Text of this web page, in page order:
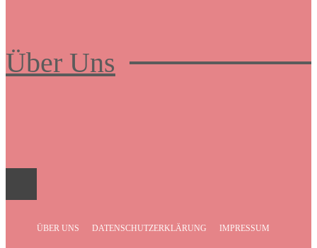
Über Uns
ÜBER UNS DATENSCHUTZERKLÄRUNG IMPRESSUM